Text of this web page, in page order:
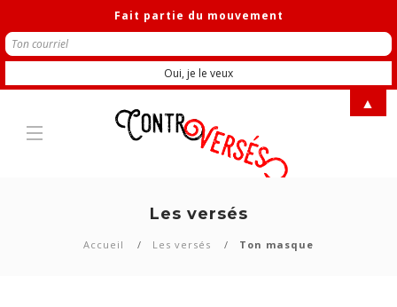
Les versés
Accueil Les versés Ton masque
Fait partie du mouvement
▲